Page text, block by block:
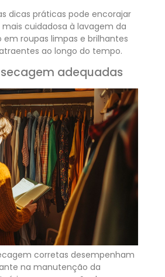
dicas práticas pode encorajar
cuidadosa à lavagem da
em roupas limpas e brilhantes
ao longo do tempo.
adequadas
corretas desempenham
na manutenção da